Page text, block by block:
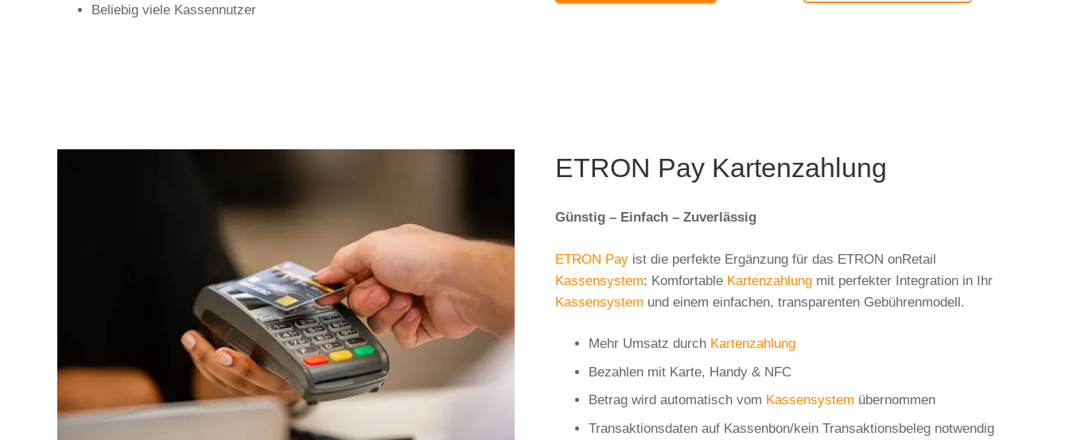
Beliebig viele Kassennutzer
ETRON Pay Kartenzahlung
Günstig – Einfach – Zuverlässig
ETRON Payist die perfekte Ergänzung für das ETRON onRetail
Kassensystem: Komfortable Kartenzahlungmit perfekter Integration in Ihr
Kassensystem und einem einfachen, transparenten Gebührenmodell.
Mehr Umsatz durch Kartenzahlung
Bezahlen mit Karte, Handy & NFC
Betrag wird automatisch vom Kassensystem übernommen
Transaktionsdaten auf Kassenbon/kein Transaktionsbeleg notwendig